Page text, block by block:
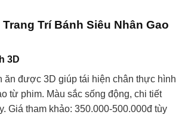
Trí Bánh Siêu Nhân Gao
3D
ăn được 3D giúp tái hiện chân thực hình
từ phim. Màu sắc sống động, chi tiết
Giá tham khảo: 350.000-500.000đ tùy